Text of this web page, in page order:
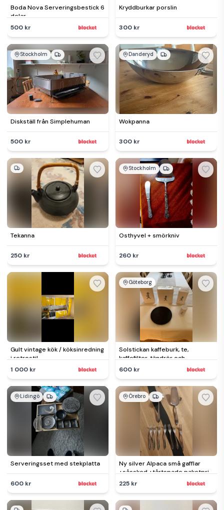
Boda Nova Serveringsbestick 6
delar
500 kr
Kryddburkar porslin
300 kr
Stockholm
Diskställ från Simplehuman
500 kr
Danderyd
Wokpanna
300 kr
Tekanna
250 kr
Stockholm
Osthyvel + smörkniv
260 kr
Gult vintage kök / köksinredning
i retrostil
1 000 kr
Göteborg
Solstickan kaffeburk, te,
kaffefilter, tändrör och
grytunderlägg gjutjärn 19 cm
600 kr
Lidingö
Serveringsset med stekplatta
600 kr
Örebro
Ny silver Alpaca små gafflar
+såssked +tårtspade paketpri
225 kr